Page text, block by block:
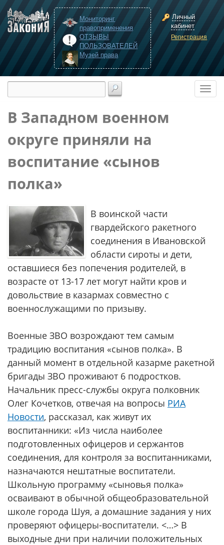
Мониторинг
правоприменения
ОТЗЫВЫ
ПОЛЬЗОВАТЕЛЕЙ
Музей права
Личный
кабинет
Регистрация
В Западном военном
округе приняли на
воспитание «сынов
полка»
В воинской части
гвардейского ракетного
соединения в Ивановской
области сироты и дети,
оставшиеся без попечения родителей, в
возрасте от 13-17 лет могут найти кров и
довольствие в казармах совместно с
военнослужащими по призыву.
Военные ЗВО возрождают тем самым
традицию воспитания «сынов полка». В
данный момент в отдельной казарме ракетной
бригады ЗВО проживают 6 подростков.
Начальник пресс-службы округа полковник
Олег Кочетков, отвечая на вопросы РИА
Новости, рассказал, как живут их
воспитанники: «Из числа наиболее
подготовленных офицеров и сержантов
соединения, для контроля за воспитанниками,
назначаются нештатные воспитатели.
Школьную программу «сыновья полка»
осваивают в обычной общеобразовательной
школе города Шуя, а домашние задания у них
проверяют офицеры-воспитатели. <…> В
выходные дни при наличии положительных